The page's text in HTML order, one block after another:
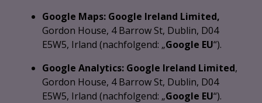
Google Maps: Google Ireland Limited,
Gordon House, 4 Barrow St, Dublin, D04
E5W5, Irland (nachfolgend: „Google EU“).
Google Analytics: Google Ireland Limited,
Gordon House, 4 Barrow St, Dublin, D04
E5W5, Irland (nachfolgend: „Google EU“).